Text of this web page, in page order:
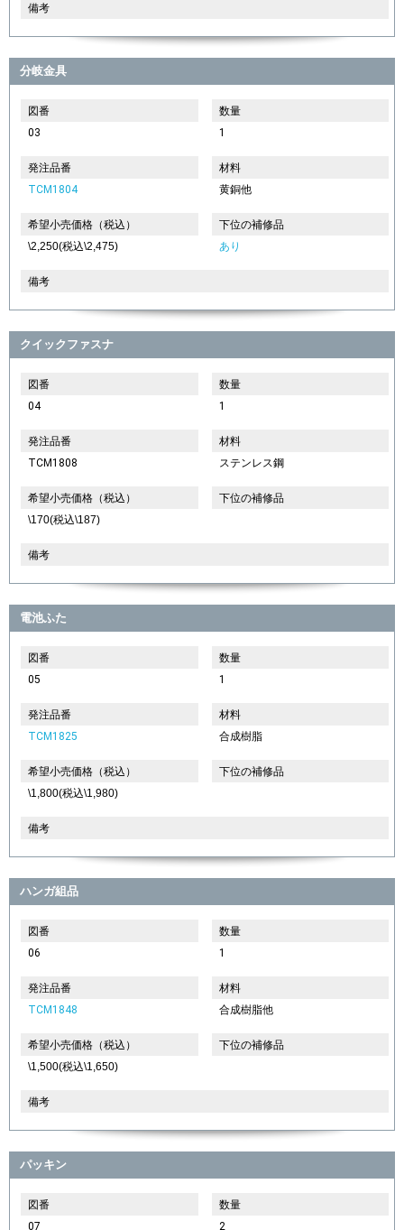
備考
分岐金具
図番
03
数量
1
発注品番
TCM1804
材料
黄銅他
希望小売価格（税込）
\2,250(税込\2,475)
下位の補修品
あり
備考
クイックファスナ
図番
04
数量
1
発注品番
TCM1808
材料
ステンレス鋼
希望小売価格（税込）
\170(税込\187)
下位の補修品
備考
電池ふた
図番
05
数量
1
発注品番
TCM1825
材料
合成樹脂
希望小売価格（税込）
\1,800(税込\1,980)
下位の補修品
備考
ハンガ組品
図番
06
数量
1
発注品番
TCM1848
材料
合成樹脂他
希望小売価格（税込）
\1,500(税込\1,650)
下位の補修品
備考
パッキン
図番
07
数量
2